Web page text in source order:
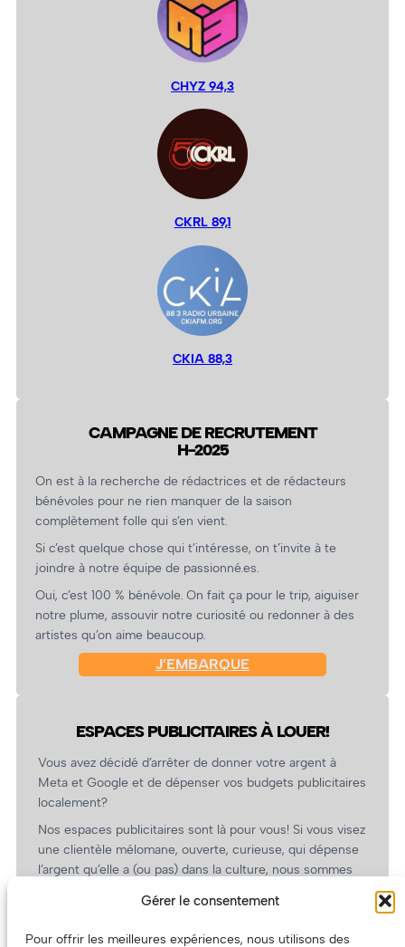
Gérer le consentement
Pour offrir les meilleures expériences, nous utilisons des
CHYZ 94,3
CKRL 89,1
CKIA 88,3
CAMPAGNE DE RECRUTEMENT
H-2025
On est à la recherche de rédactrices et de rédacteurs
bénévoles pour ne rien manquer de la saison
complètement folle qui s’en vient.
Si c’est quelque chose qui t’intéresse, on t’invite à te
joindre à notre équipe de passionné.es.
Oui, c’est 100 % bénévole. On fait ça pour le trip, aiguiser
notre plume, assouvir notre curiosité ou redonner à des
artistes qu’on aime beaucoup.
J’EMBARQUE
ESPACES PUBLICITAIRES À LOUER!
Vous avez décidé d’arrêter de donner votre argent à
Meta et Google et de dépenser vos budgets publicitaires
localement?
Nos espaces publicitaires sont là pour vous! Si vous visez
une clientèle mélomane, ouverte, curieuse, qui dépense
l’argent qu’elle a (ou pas) dans la culture, nous sommes
revient.